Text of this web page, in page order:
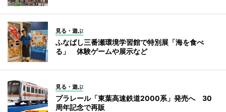
見る・遊ぶ
ふなばし三番瀬環境学習館で特別展「海を食べ
る」 体験ゲームや展示など
見る・遊ぶ
プラレール「東葉高速鉄道2000系」発売へ 30
周年記念で再販